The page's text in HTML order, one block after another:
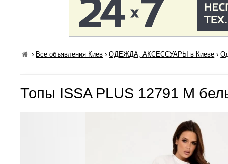
› Все объявления Киев ›ОДЕЖДА, АКСЕССУАРЫ в Киеве ›
Топы ISSA PLUS 12791 M